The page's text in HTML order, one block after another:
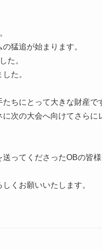
猛追が始まります。
た。
た。
ちにとって大きな財産で
次の大会へ向けてさらに
ってくださったOBの皆
くお願いいたします。